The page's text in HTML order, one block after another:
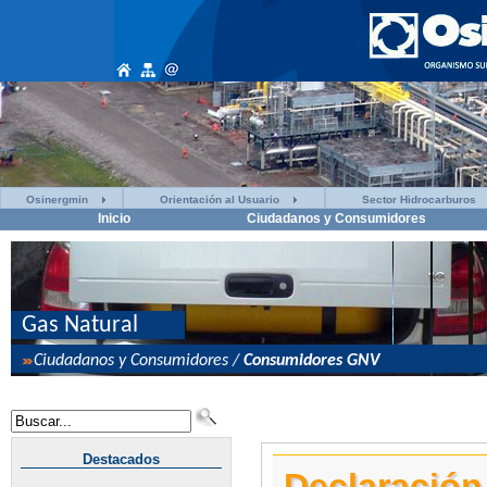
Osinergmin Orientación al Usuario Sector Hidrocarburos
Inicio Ciudadanos y Consumidores